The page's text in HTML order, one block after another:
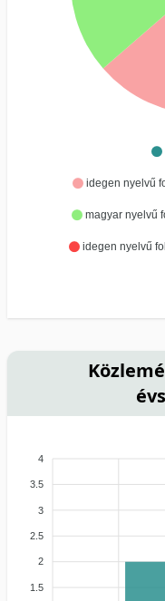
idegen nyelvű
magyar nyelvű
idegen nyelvű
4
3.5
3
2.5
2
1.5